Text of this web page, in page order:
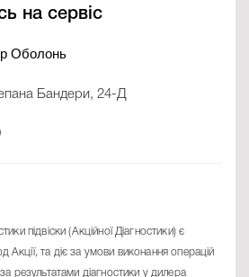
на сервіс
Оболонь
Бандери, 24-Д
підвіски (Акційної Діагностики) є
Акції, та діє за умови виконання операцій
результатами діагностики у дилера